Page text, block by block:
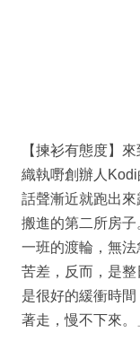
【揀衫有態度】
織執嘢創辦人
話聲漸近就跑出
搬進的第二所房
一班的渡輪，無
苦差，反而，是
是很好的緩衝時
著走，慢不下來。